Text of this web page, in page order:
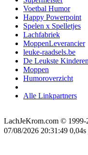
Voetbal Humor
Happy Powerpoint
Spelen x Spelletjes
Lachfabriek
MoppenLeverancier
leuke-raadsels.be
De Leukste Kinderen
Moppen
Humoroverzicht
Alle Linkpartners
LachJeKrom.com © 1999-
07/08/2026 20:31:49 0,04s